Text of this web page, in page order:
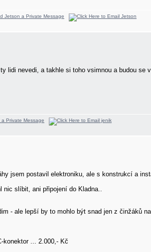
lidi nevedi, a takhle si toho vsimnou a budou se
jsem postavil elektroniku, ale s konstrukcí a
slíbit, ani připojení do Kladna..
- ale lepší by to mohlo být snad jen z činžáků
konektor ... 2.000,- Kč